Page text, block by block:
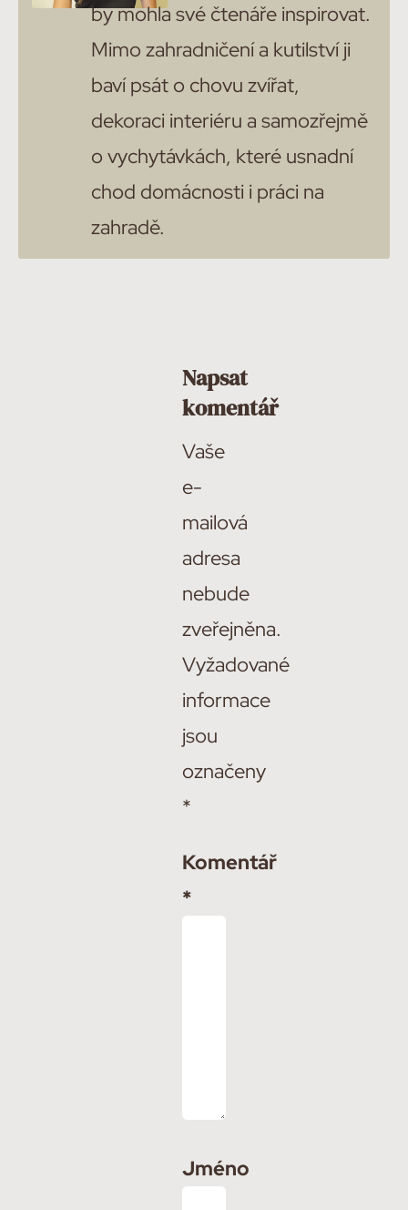
by mohla své čtenáře inspirovat.
Mimo zahradničení a kutilství ji
baví psát o chovu zvířat,
dekoraci interiéru a samozřejmě
o vychytávkách, které usnadní
chod domácnosti i práci na
zahradě.
Napsat
komentář
Vaše
e-
mailová
adresa
nebude
zveřejněna.
Vyžadované
informace
jsou
označeny
*
Komentář
*
Jméno